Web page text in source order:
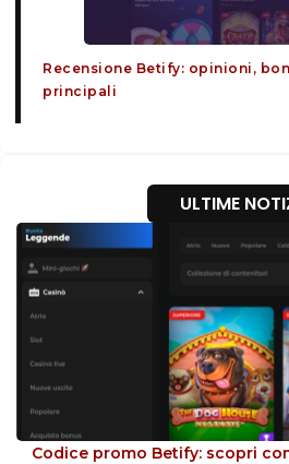
Recensione Betify: opinioni,
principali
ULTIME
Codice promo Betify: scopri